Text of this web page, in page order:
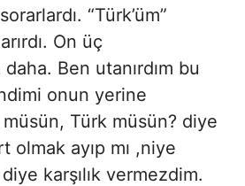
“Türk’üm”
On üç
daha. Ben utanırdım bu
onun yerine
müsün, Türk müsün? diye
olmak ayıp mı ,niye
karşılık vermezdim.